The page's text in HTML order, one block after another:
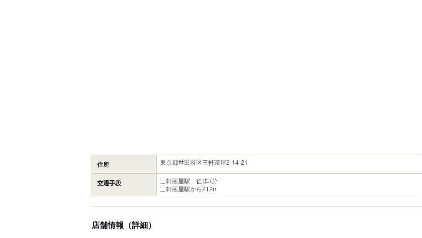
住所 東京都世田谷区三軒茶屋2-14-21
交通手段
三軒茶屋駅 徒歩3分
三軒茶屋駅から212m
店舗情報（詳細）